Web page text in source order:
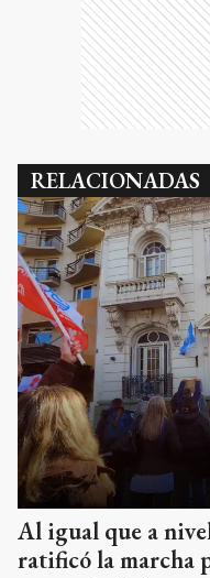
RELACIONADAS
Al igual que a
ratificó la marcha